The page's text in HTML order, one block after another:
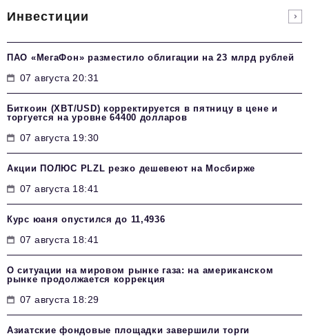
Инвестиции
ПАО «МегаФон» разместило облигации на 23 млрд рублей
07 августа 20:31
Биткоин (XBT/USD) корректируется в пятницу в цене и
торгуется на уровне 64400 долларов
07 августа 19:30
Акции ПОЛЮС PLZL резко дешевеют на Мосбирже
07 августа 18:41
Курс юаня опустился до 11,4936
07 августа 18:41
О ситуации на мировом рынке газа: на американском
рынке продолжается коррекция
07 августа 18:29
Азиатские фондовые площадки завершили торги